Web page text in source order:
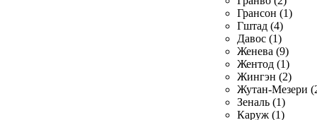
Грансон (1)
Гштад (4)
Давос (1)
Женева (9)
Жентод (1)
Жингэн (2)
Жутан-Мезери
Зеналь (1)
Каруж (1)